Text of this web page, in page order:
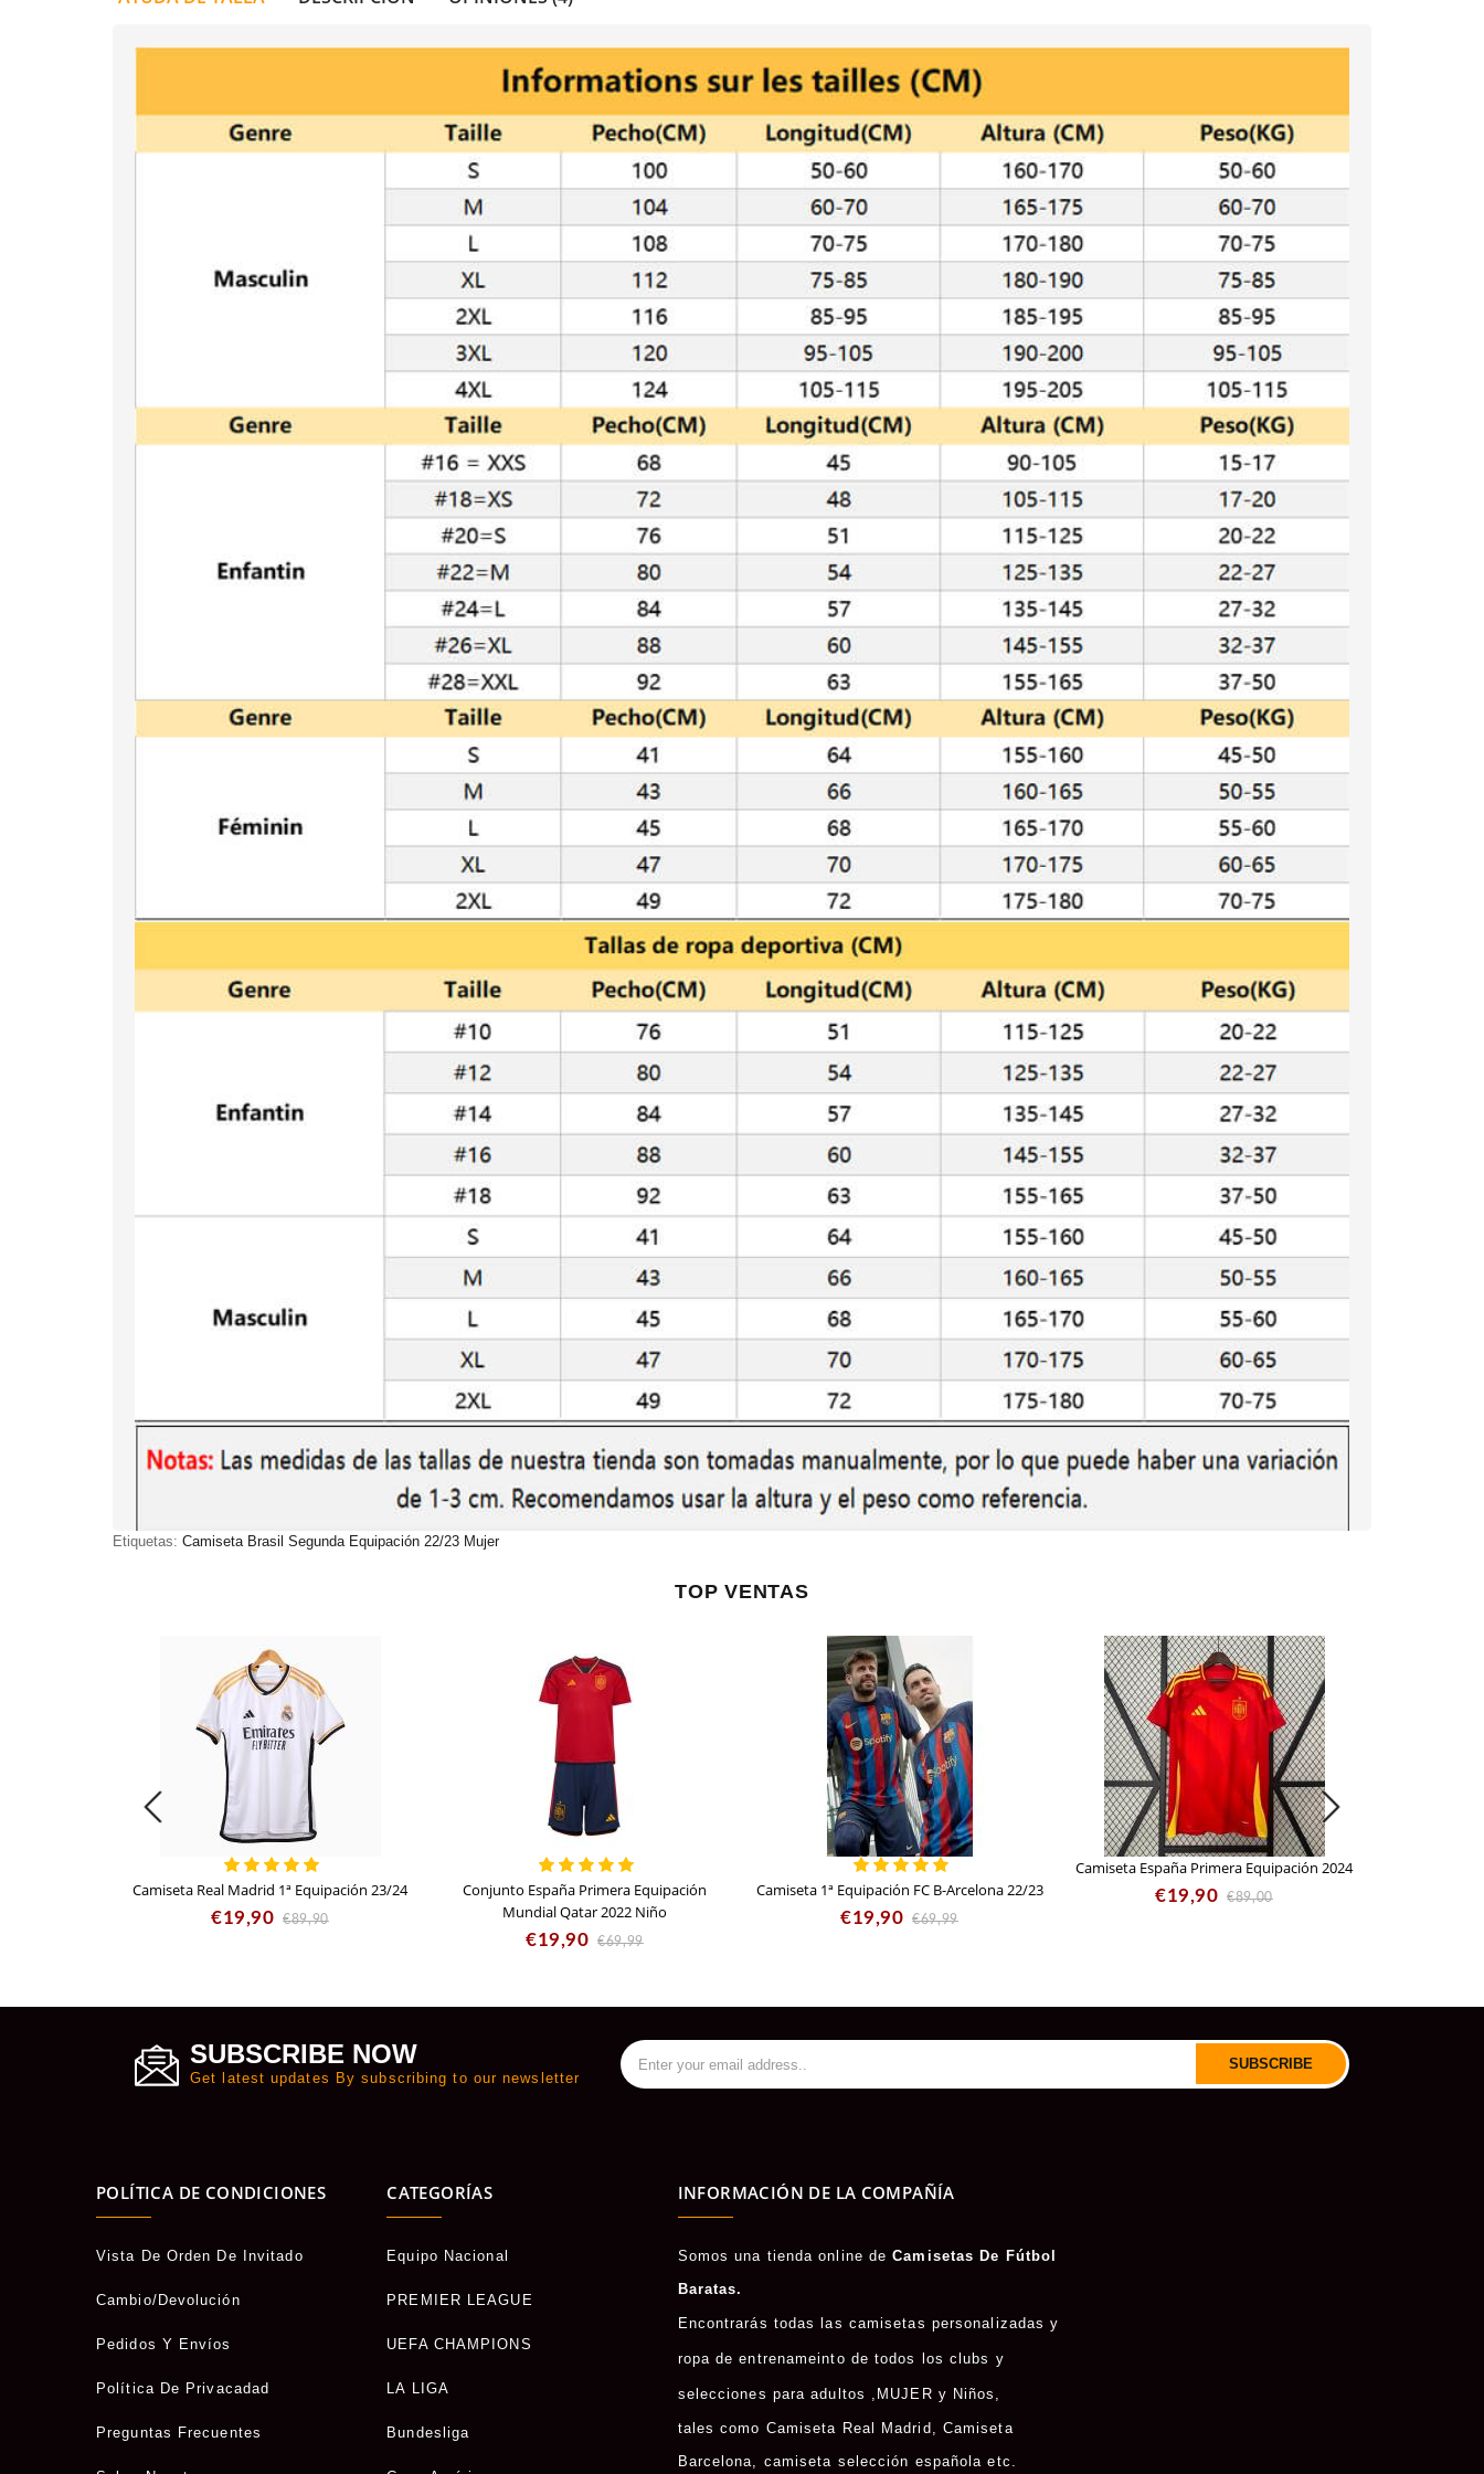
Etiquetas: Camiseta Brasil Segunda Equipación 22/23 Mujer
TOP VENTAS
Camiseta Real Madrid 1ª Equipación 23/24
€19,90 €89,90
Conjunto España Primera Equipación
Mundial Qatar 2022 Niño
€19,90 €69,99
Camiseta 1ª Equipación FC B-Arcelona 22/23
€19,90 €69,99
Camiseta España Primera Equipación 2024
€19,90 €89,00
SUBSCRIBE NOW
Get latest updates By subscribing to our newsletter
SUBSCRIBE
POLÍTICA DE CONDICIONES
Vista De Orden De Invitado
Cambio/Devolución
Pedidos Y Envíos
Política De Privacadad
Preguntas Frecuentes
CATEGORÍAS
Equipo Nacional
PREMIER LEAGUE
UEFA CHAMPIONS
LA LIGA
Bundesliga
INFORMACIÓN DE LA COMPAÑÍA
Somos una tienda online deCamisetas De Fútbol
Baratas.
Encontrarás todas las camisetas personalizadas y
ropa de entrenameinto de todos los clubs y
selecciones para adultos , MUJER y Niños ,
tales como Camiseta Real Madrid , Camiseta
Barcelona, camiseta selección española etc.